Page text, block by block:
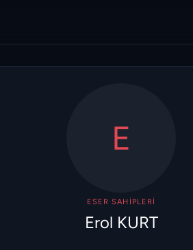
E
ESER SAHIPLERI
Erol KURT